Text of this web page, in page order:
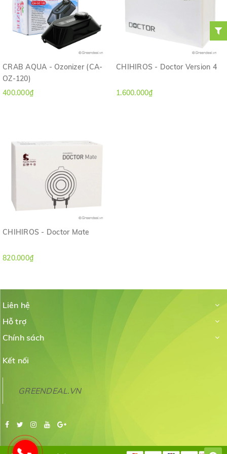
CRAB AQUA - Ozonizer (CA-
OZ-120)
400.000₫
CHIHIROS - Doctor Version 4
1.600.000₫
CHIHIROS - Doctor Mate
820.000₫
Liên hệ
Hỗ trợ
Chính sách
Kết nối
GREENDEAL.VN